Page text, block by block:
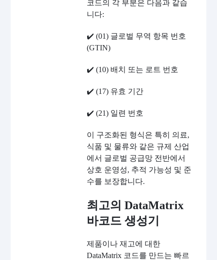
코드의 각 부분은 다음과 같습
니다:
✔️ (01) 글로벌 무역 항목 번호
(GTIN)
✔️ (10) 배치 또는 로트 번호
✔️ (17) 유효 기간
✔️ (21) 일련 번호
이 구조화된 형식은 특히 의료,
식품 및 물류와 같은 규제 산업
에서 글로벌 공급망 전반에서
상호 운영성, 추적 가능성 및 준
수를 보장합니다.
최고의 DataMatrix
바코드 생성기
제품이나 재고에 대한
DataMatrix 코드를 만드는 빠르